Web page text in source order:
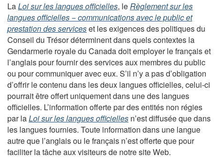
LaLoi sur les langues officielles, leRèglement sur les
langues officielles − communications avec le public et
prestation des serviceset les exigences des politiques du
Conseil du Trésor déterminent dans quels contextes la
Gendarmerie royale du Canada doit employer le français et
l’anglais pour fournir des services aux membres du public
ou pour communiquer avec eux. S’il n’y a pas d’obligation
d’offrir le contenu dans les deux langues officielles, celui-ci
pourrait être offert uniquement dans une des langues
officielles. L’information offerte par des entités non régies
par laLoi sur les langues officielles n’est diffusée que dans
les langues fournies. Toute information dans une langue
autre que l’anglais ou le français n’est offerte que pour
faciliter la tâche aux visiteurs de notre site Web.